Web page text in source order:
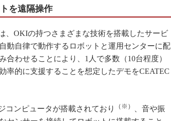
を遠隔操作
OKIの持つさまざまな技術を搭載したサービ
動自律で動作するロボットと運用センターに配
わせることにより、1人で多数（10台程度）
率的に支援することを想定したデモをCEATEC
ンピュータが搭載されており （※）
、音や振